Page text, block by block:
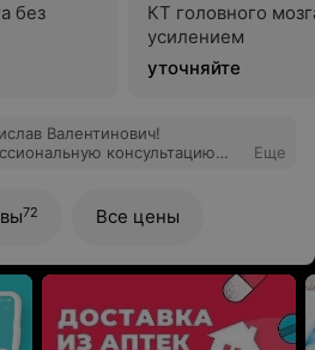
без
КТ головного
усилением
уточняйте
Валентинович!
консультацию
вопросы, объяснили
чёткий, поэтапный план
и уверенность
врач детально осмотрел,
режим фиксации и
Особо порадовало, что
без запутанных
рекомендации на каждый
профессионализм и забота
Еще
72 Все цены